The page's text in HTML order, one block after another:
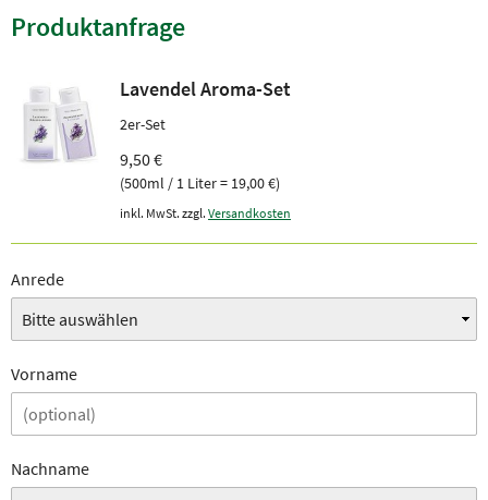
Produktanfrage
Lavendel Aroma-Set
2er-Set
9,50 €
(500ml / 1 Liter = 19,00 €)
inkl. MwSt. zzgl. Versandkosten
Anrede
Vorname
Nachname